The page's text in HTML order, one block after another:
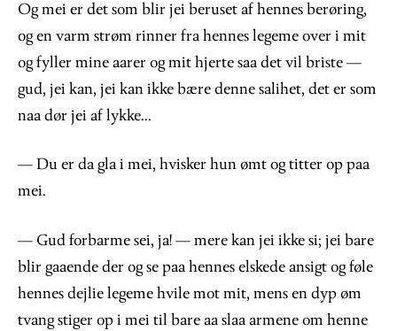
Og mei er det som blir jei beruset af hennes berøring,
og en varm strøm rinner fra hennes legeme over i mit
og fyller mine aarer og mit hjerte saa det vil briste —
gud, jei kan, jei kan ikke bære denne salihet, det er som
naa dør jei af lykke...
— Du er da gla i mei, hvisker hun ømt og titter op paa
mei.
— Gud forbarme sei, ja! — mere kan jei ikke si; jei bare
blir gaaende der og se paa hennes elskede ansigt og føle
hennes dejlie legeme hvile mot mit, mens en dyp øm
tvang stiger op i mei til bare aa slaa armene om henne